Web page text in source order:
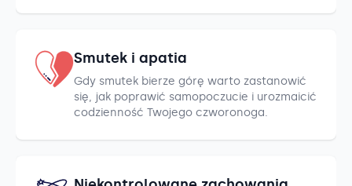
Smutek i apatia
Gdy smutek bierze górę warto zastanowić
się, jak poprawić samopoczucie i urozmaicić
codzienność Twojego czworonoga.